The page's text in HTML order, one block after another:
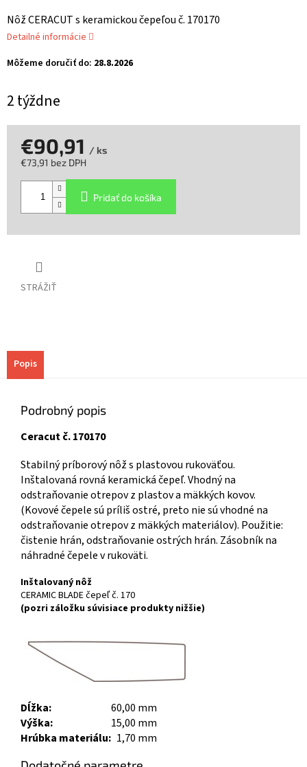
2 týždne
Môžeme doručiť do: 28.8.2026
Nôž CERACUT s keramickou čepeľou č. 170170
Detailné informácie
STRÁŽIŤ
€90,91 / ks
€73,91 bez DPH
Pridať do košíka
Popis
Podrobný popis
Ceracut č. 170170
Stabilný príborový nôž s plastovou rukoväťou.
Inštalovaná rovná keramická čepeľ. Vhodný na
odstraňovanie otrepov z plastov a mäkkých kovov.
(Kovové čepele sú príliš ostré, preto nie sú vhodné na
odstraňovanie otrepov z mäkkých materiálov). Použitie:
čistenie hrán, odstraňovanie ostrých hrán. Zásobník na
náhradné čepele v rukoväti.
Inštalovaný nôž
CERAMIC BLADE čepeľ č. 170
(pozri záložku súvisiace produkty nižšie)
Dĺžka:
60,00 mm
Výška:
15,00 mm
Hrúbka materiálu: 1,70 mm